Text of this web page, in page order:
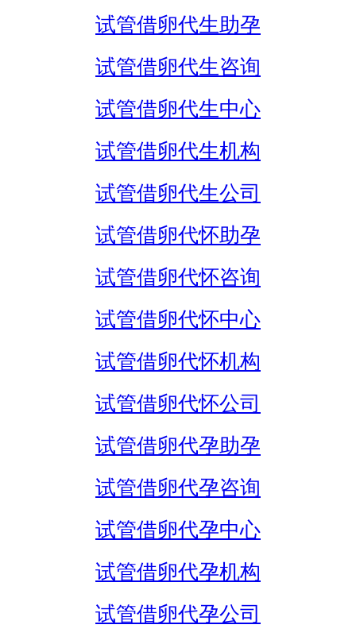
试管借卵代生助孕
试管借卵代生咨询
试管借卵代生中心
试管借卵代生机构
试管借卵代生公司
试管借卵代怀助孕
试管借卵代怀咨询
试管借卵代怀中心
试管借卵代怀机构
试管借卵代怀公司
试管借卵代孕助孕
试管借卵代孕咨询
试管借卵代孕中心
试管借卵代孕机构
试管借卵代孕公司